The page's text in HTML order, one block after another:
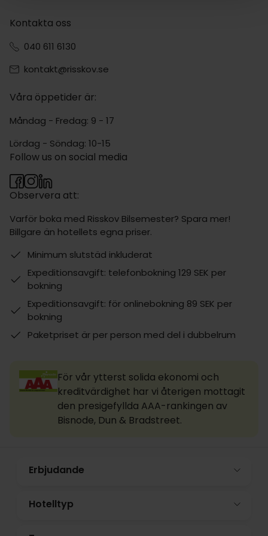
Kontakta oss
040 611 6130
kontakt@risskov.se
Våra öppetider är:
Måndag - Fredag: 9 - 17
Lördag - Söndag: 10-15
Observera att:
Varför boka med Risskov Bilsemester? Spara mer!
Billgare än hotellets egna priser.
Minimum slutstäd inkluderat
Expeditionsavgift: telefonbokning 129 SEK per
bokning
Expeditionsavgift: för onlinebokning 89 SEK per
bokning
Paketpriset är per person med del i dubbelrum
Follow us on social media
För vår ytterst solida ekonomi och
kreditvärdighet har vi återigen mottagit
den presigefyllda AAA-rankingen av
Bisnode, Dun & Bradstreet.
Erbjudande
Hotelltyp